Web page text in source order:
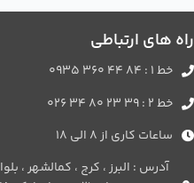
راه های ارتباطی
خط 1 : 84 44 360 0935
خط 2 : 39 23 80 34 026
ساعات کاری از 8 الی 18
آدرس : البرز ، کرج ، کمالشهر ،